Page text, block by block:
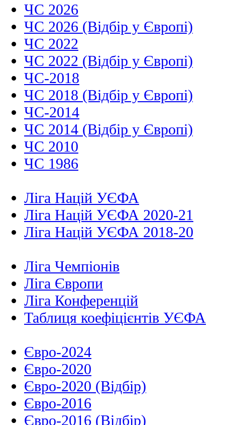
ЧС 2026
ЧС 2026 (Відбір у Європі)
ЧС 2022
ЧС 2022 (Відбір у Європі)
ЧС-2018
ЧС 2018 (Відбір у Європі)
ЧС-2014
ЧС 2014 (Відбір у Європі)
ЧС 2010
ЧС 1986
Ліга Націй УЄФА
Ліга Націй УЄФА 2020-21
Ліга Націй УЄФА 2018-20
Ліга Чемпіонів
Ліга Європи
Ліга Конференцій
Таблиця коефіцієнтів УЄФА
Євро-2024
Євро-2020
Євро-2020 (Відбір)
Євро-2016
Євро-2016 (Відбір)